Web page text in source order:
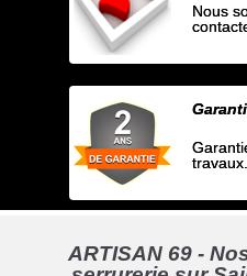
Nous
travaux.
ARTISAN 69 -